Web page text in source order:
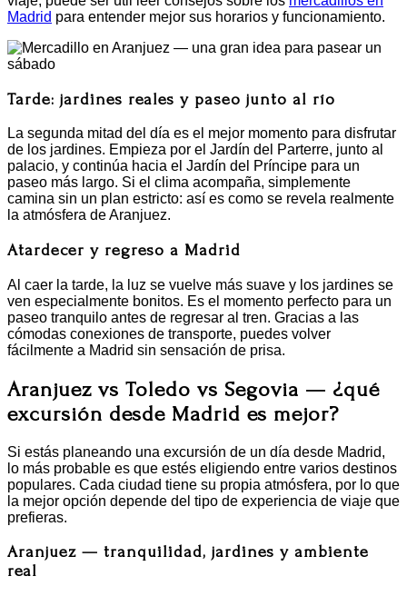
Madrid para entender mejor sus horarios y funcionamiento.
Tarde: jardines reales y paseo junto al río
La segunda mitad del día es el mejor momento para disfrutar
de los jardines. Empieza por el Jardín del Parterre, junto al
palacio, y continúa hacia el Jardín del Príncipe para un
paseo más largo. Si el clima acompaña, simplemente
camina sin un plan estricto: así es como se revela realmente
la atmósfera de Aranjuez.
Atardecer y regreso a Madrid
Al caer la tarde, la luz se vuelve más suave y los jardines se
ven especialmente bonitos. Es el momento perfecto para un
paseo tranquilo antes de regresar al tren. Gracias a las
cómodas conexiones de transporte, puedes volver
fácilmente a Madrid sin sensación de prisa.
Aranjuez vs Toledo vs Segovia — ¿qué
excursión desde Madrid es mejor?
Si estás planeando una excursión de un día desde Madrid,
lo más probable es que estés eligiendo entre varios destinos
populares. Cada ciudad tiene su propia atmósfera, por lo que
la mejor opción depende del tipo de experiencia de viaje que
prefieras.
Aranjuez — tranquilidad, jardines y ambiente
real